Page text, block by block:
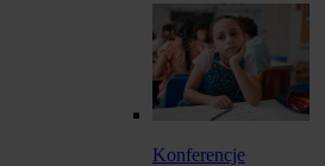
Konferencje